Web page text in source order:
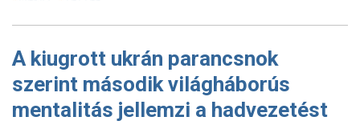
A kiugrott ukrán parancsnok
szerint második világháborús
mentalitás jellemzi a hadvezetést